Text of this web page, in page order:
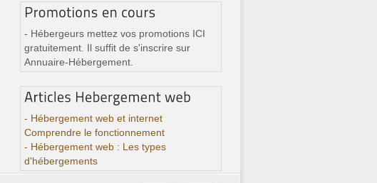
- Hébergeurs mettez vos promotions ICI
gratuitement. Il suffit de s'inscrire sur
Annuaire-Hébergement.
- Hébergement web et internet
Comprendre le fonctionnement
- Hébergement web : Les types
d'hébergements